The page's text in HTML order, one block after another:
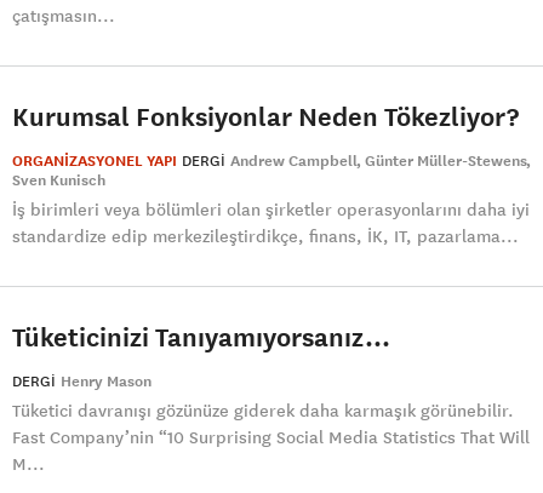
çatışmasın...
Kurumsal Fonksiyonlar Neden Tökezliyor?
ORGANİZASYONEL YAPI DERGI Andrew Campbell Günter Müller-Stewens
Sven Kunisch
İş birimleri veya bölümleri olan şirketler operasyonlarını daha iyi
standardize edip merkezileştirdikçe, finans, İK, IT, pazarlama...
Tüketicinizi Tanıyamıyorsanız...
DERGI Henry Mason
Tüketici davranışı gözünüze giderek daha karmaşık görünebilir.
Fast Company’nin “10 Surprising Social Media Statistics That Will
M...